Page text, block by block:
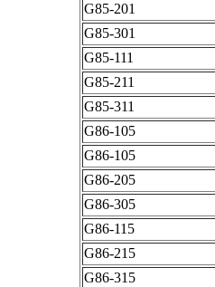
G85-201
G85-301
G85-111
G85-211
G85-311
G86-105
G86-105
G86-205
G86-305
G86-115
G86-215
G86-315